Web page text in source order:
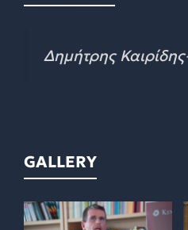
Δημήτρης
GALLERY